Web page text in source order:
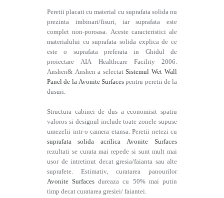
Peretii placati cu material cu suprafata solida nu
prezinta imbinari/fisuri, iar suprafata este
complet non-poroasa. Aceste caracteristici ale
materialului cu suprafata solida explica de ce
este o suprafata preferata in Ghidul de
proiectare AIA Healthcare Facility 2006.
Anshen& Anshen a selectat Sistemul Wet Wall
Panel de la Avonite Surfaces pentru peretii de la
dusuri.
Structura cabinei de dus a economisit spatiu
valoros si designul include toate zonele supuse
umezelii intr-o camera etansa. Peretii netezi cu
suprafata solida acrilica Avonite
Surfaces
rezultati se curata mai repede si sunt mult mai
usor de intretinut decat gresia/faianta sau alte
suprafete. Estimativ, curatarea panourilor
Avonite Surfaces dureaza cu 50% mai putin
timp decat curatarea gresiei/ faiantei.